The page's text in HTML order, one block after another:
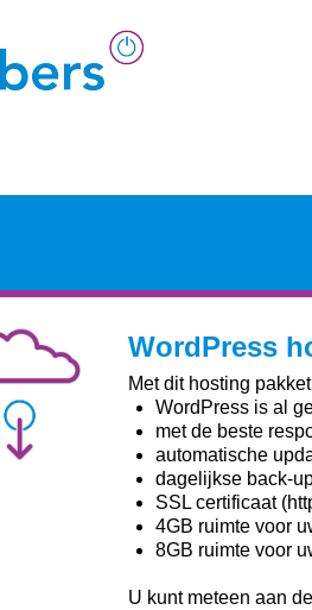
WordPress
Met dit hosting
WordPress is al
met de beste
automatische
dagelijkse back-
SSL certificaat
4GB ruimte voor
8GB ruimte voor
U kunt meteen aan